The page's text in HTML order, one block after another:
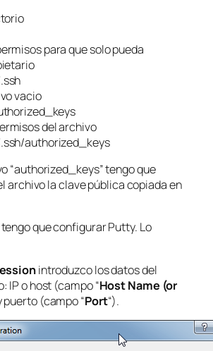
para que solo pueda
vacio
del archivo
authorized_keys
“authorized_keys” tengo que
archivo la clave pública copiada en
que configurar Putty. Lo
introduzco los datos del
IP o host (campo “Host Name (or
puerto (campo “Port“).